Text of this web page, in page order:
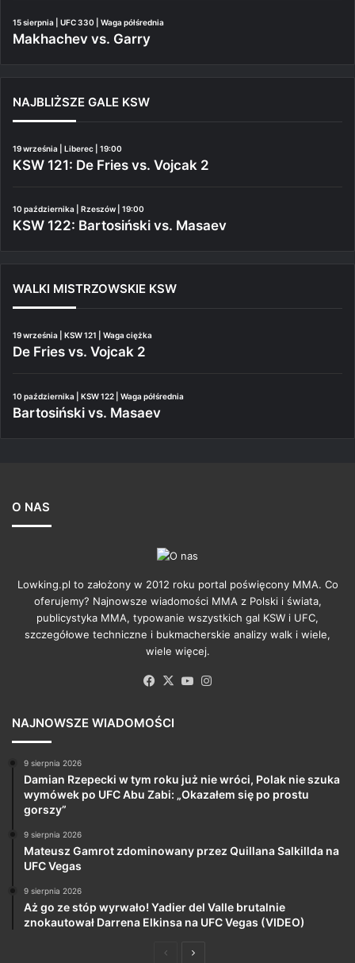
15 sierpnia | UFC 330 | Waga półśrednia
Makhachev vs. Garry
NAJBLIŻSZE GALE KSW
19 września | Liberec | 19:00
KSW 121: De Fries vs. Vojcak 2
10 października | Rzeszów | 19:00
KSW 122: Bartosiński vs. Masaev
WALKI MISTRZOWSKIE KSW
19 września | KSW 121 | Waga ciężka
De Fries vs. Vojcak 2
10 października | KSW 122 | Waga półśrednia
Bartosiński vs. Masaev
O NAS
Lowking.pl to założony w 2012 roku portal poświęcony MMA. Co
oferujemy? Najnowsze wiadomości MMA z Polski i świata,
publicystyka MMA, typowanie wszystkich gal KSW i UFC,
szczegółowe techniczne i bukmacherskie analizy walk i wiele,
wiele więcej.
Facebook
X YouTube
NAJNOWSZE WIADOMOŚCI
9 sierpnia 2026
Damian Rzepecki w tym roku już nie wróci, Polak nie szuka
wymówek po UFC Abu Zabi: „Okazałem się po prostu
gorszy”
9 sierpnia 2026
Mateusz Gamrot zdominowany przez Quillana Salkillda na
UFC Vegas
9 sierpnia 2026
Aż go ze stóp wyrwało! Yadier del Valle brutalnie
znokautował Darrena Elkinsa na UFC Vegas (VIDEO)
PoprzedniaNastępna